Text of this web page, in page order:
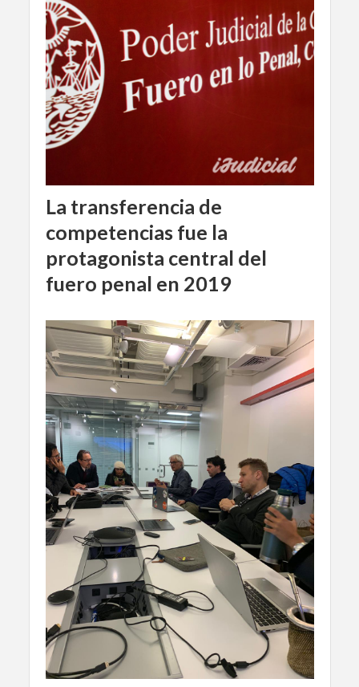
La transferencia de
competencias fue la
protagonista central del
fuero penal en 2019